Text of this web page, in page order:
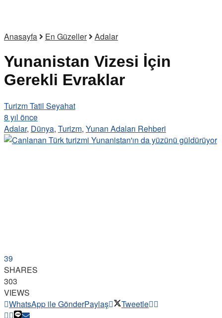
Anasayfa En Güzeller Adalar
Yunanistan Vizesi İçin
Gerekli Evraklar
Turizm Tatil Seyahat
8 yıl önce
Adalar, Dünya, Turizm, Yunan Adaları Rehberi
39
SHARES
303
VIEWS
WhatsApp ile GönderPaylaş Tweetle